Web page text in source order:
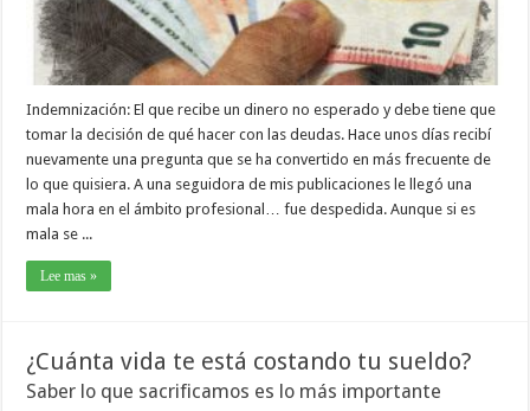
Indemnización: El que recibe un dinero no esperado y debe tiene que
tomar la decisión de qué hacer con las deudas. Hace unos días recibí
nuevamente una pregunta que se ha convertido en más frecuente de
lo que quisiera. A una seguidora de mis publicaciones le llegó una
mala hora en el ámbito profesional… fue despedida. Aunque si es
mala se ...
Lee mas »
¿Cuánta vida te está costando tu sueldo?
Saber lo que sacrificamos es lo más importante